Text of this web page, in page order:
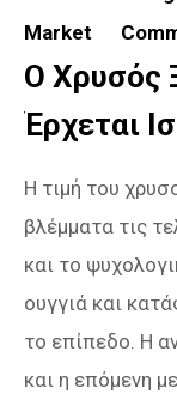
Market
Ο Χρυσός
Έρχεται
Η τιμή του
βλέμματα τις
και το
ουγγιά και
το επίπεδο. Η
και η επόμενη